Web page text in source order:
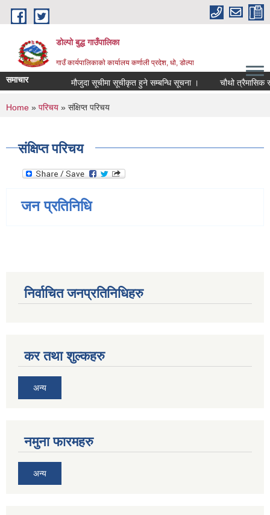
Skip to main content
डोल्पो बुद्ध गाउँपालिका
गाउँ कार्यपालिकाकाे कार्यालय कर्णाली प्रदेश, धो, डोल्पा
समाचार मौजुदा सूचीमा सूचीकृत हुने सम्बन्धि सूचना । चौथो त्रैमासिक
You are here
Home » परिचय » संक्षिप्त परिचय
संक्षिप्त परिचय
जन प्रतिनिधि
निर्वाचित जनप्रतिनिधिहरु
कर तथा शुल्कहरु
अन्य
नमुना फारमहरु
अन्य